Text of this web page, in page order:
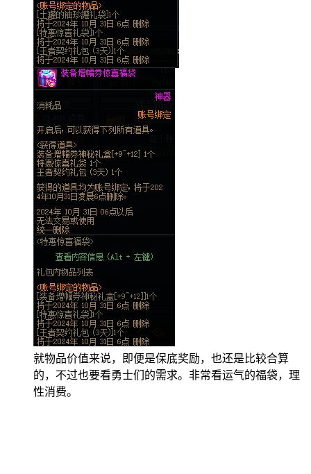
就物品价值来说，即便是保底奖励，也还是比较合算
的，不过也要看勇士们的需求。非常看运气的福袋，理
性消费。